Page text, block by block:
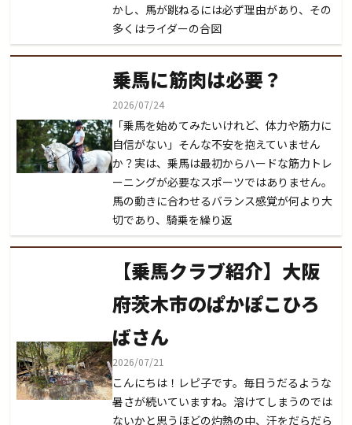
かし、馬が跳ねるには必ず理由があり、その
多くはライダーの合図
乗馬に筋肉は必要？
2026/07/24
「乗馬を始めてみたいけれど、体力や筋力に
自信がない」そんな不安を抱えていません
か？実は、乗馬は最初からハードな筋力トレ
ーニングが必要なスポーツではありません。
馬の動きに合わせるバランス感覚が何より大
切であり、騎乗を繰り返
【乗馬クラブ紹介】大阪
府茨木市のぱかぽこひろ
ばさん
2026/07/21
こんにちは！レピ子です。毎日うだるような
暑さが続いていますね。溶けてしまうのでは
ないかと思うほどの灼熱の中、汗をだらだら